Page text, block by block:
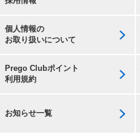
個人情報の
お取り扱いについて
Prego Clubポイント
利用規約
お知らせ一覧